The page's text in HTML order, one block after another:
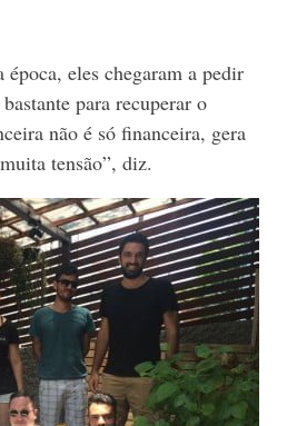
eles chegaram a pedir
para recuperar o
não é só financeira, gera
tensão”, diz.